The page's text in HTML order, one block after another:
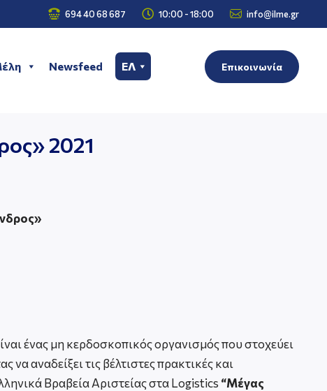
 694 40 68 687  10:00 - 18:00  info@ilme.gr
Newsfeed ΕΛ Επικοινωνία
2021
ένας μη κερδοσκοπικός οργανισμός που στοχεύει
αναδείξει τις βέλτιστες πρακτικές και
Βραβεία Αριστείας στα Logistics “Μέγας